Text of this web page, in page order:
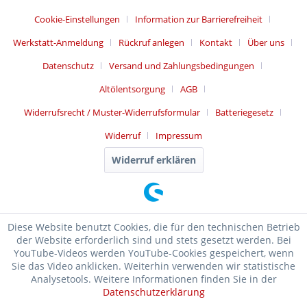
Cookie-Einstellungen
Information zur Barrierefreiheit
Werkstatt-Anmeldung
Rückruf anlegen Kontakt
Über uns
Datenschutz
Versand und Zahlungsbedingungen
Altölentsorgung
AGB
Widerrufsrecht / Muster-Widerrufsformular
Batteriegesetz
Widerruf
Impressum
Widerruf erklären
Diese Website benutzt Cookies, die für den technischen Betrieb
der Website erforderlich sind und stets gesetzt werden. Bei
YouTube-Videos werden YouTube-Cookies gespeichert, wenn
Sie das Video anklicken. Weiterhin verwenden wir statistische
Analysetools. Weitere Informationen finden Sie in der
Datenschutzerklärung